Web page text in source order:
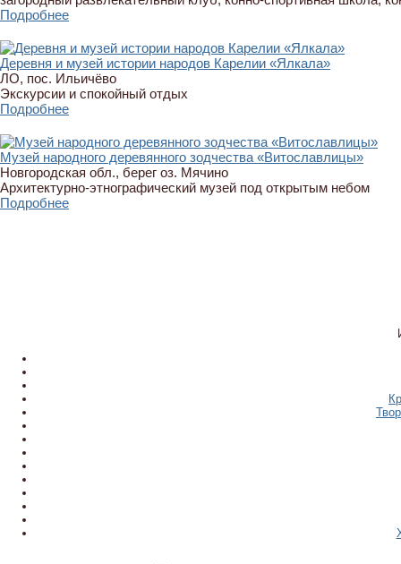
Подробнее
Деревня и музей истории народов Карелии «Ялкала»
ЛО, пос. Ильичёво
Экскурсии и спокойный отдых
Подробнее
Музей народного деревянного зодчества «Витославлицы»
Новгородская обл., берег оз. Мячино
Архитектурно-этнографический музей под открытым небом
Подробнее